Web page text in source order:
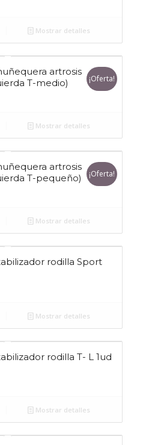
Mostrar detalles
artrosis
T-medio)
¡Oferta!
Mostrar detalles
artrosis
T-pequeño)
¡Oferta!
Mostrar detalles
rodilla Sport
Mostrar detalles
rodilla T- L 1ud
Mostrar detalles